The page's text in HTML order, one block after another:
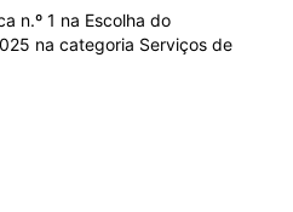
n.º 1 na Escolha do
na categoria Serviços de